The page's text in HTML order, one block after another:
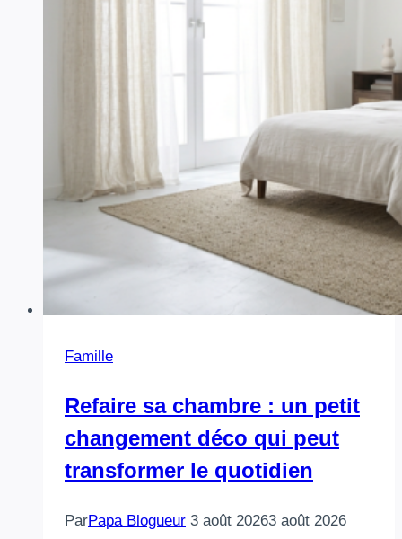
Famille
Refaire sa chambre : un petit
changement déco qui peut
transformer le quotidien
ParPapa Blogueur 3 août 20263 août 2026